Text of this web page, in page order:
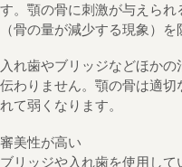
す。顎の骨に刺激が与えら
（骨の量が減少する現象）を
入れ歯やブリッジなどほか
伝わりません。顎の骨は適
れて弱くなります。
審美性が高い
ブリッジや入れ歯を使用し